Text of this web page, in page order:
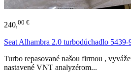
240,00 €
Seat Alhambra 2.0 turbodúchadlo 5439-
Turbo repasované našou firmou ,
nastavené VNT analyzérom...